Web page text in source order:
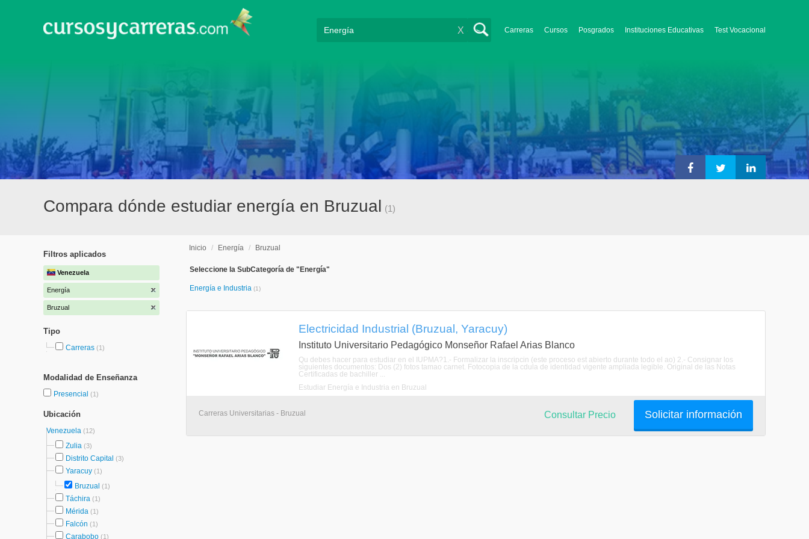
Carreras Cursos Posgrados Instituciones Educativas Test Vocacional
X
Compara dónde estudiar energía en Bruzual (1)
Filtros aplicados
Venezuela
Energía
Bruzual
Tipo
Carreras (1)
Modalidad de Enseñanza
Presencial (1)
Ubicación
Venezuela (12)
Zulia (3)
Distrito Capital (3)
Yaracuy (1)
Bruzual (1)
Táchira (1)
Mérida (1)
Falcón (1)
Carabobo (1)
Inicio / Energía / Bruzual
Seleccione la SubCategoría de "Energía"
Energía e Industria (1)
Electricidad Industrial (Bruzual, Yaracuy)
Instituto Universitario Pedagógico Monseñor Rafael Arias Blanco
Qu debes hacer para estudiar en el IUPMA?1.- Formalizar la inscripcin (este proceso est abierto durante todo el ao) 2.- Consignar los
siguientes documentos: Dos (2) fotos tamao carnet. Fotocopia de la cdula de identidad vigente ampliada legible. Original de las Notas
Certificadas de bachiller ...
Estudiar Energía e Industria en Bruzual
Carreras Universitarias - Bruzual Solicitar información
Consultar Precio